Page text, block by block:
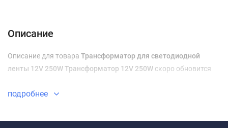
Описание
Описание для товара Трансформатор для светодиодной
ленты 12V 250W Трансформатор 12V 250W скоро обновится
подробнее